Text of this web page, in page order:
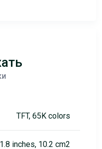
TFT, 65K colors
1.8 inches, 10.2 cm2